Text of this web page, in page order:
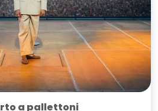
a pallettoni